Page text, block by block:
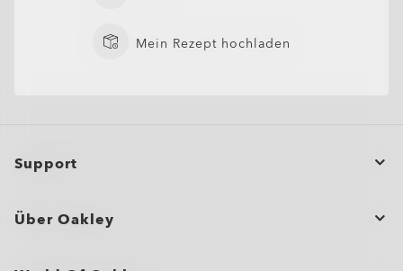
Mein Rezept hochladen
Support
Bestellstatus
Über Oakley
Großbestellungen und Geschenke